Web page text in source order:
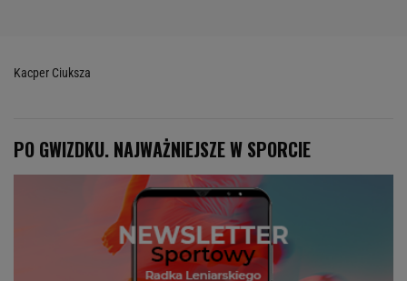
Kacper Ciuksza